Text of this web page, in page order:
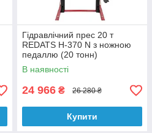
Гідравлічний прес 20 т
REDATS H-370 N з ножною
педаллю (20 тонн)
В наявності
24 966 ₴ 26 280 ₴
Купити